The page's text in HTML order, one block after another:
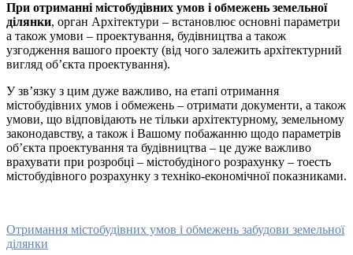
При отриманні містобудівних умов і обмежень земельної
ділянки, орган Архітектури – встановлює основні параметри
а також умови – проектування, будівництва а також
узгодження вашого проекту (від чого залежить архітектурний
вигляд об’єкта проектування).
У зв’язку з цим дуже важливо, на етапі отримання
містобудівних умов і обмежень – отримати документи, а також
умови, що відповідають не тільки архітектурному, земельному
законодавству, а також і Вашому побажанню щодо параметрів
об’єкта проектування та будівництва – це дуже важливо
врахувати при розробці – містобудіного розрахунку – тоесть
містобудівного розрахунку з техніко-економічної показниками.
Отримання містобудівних умов і обмежень забудови земельної
ділянки